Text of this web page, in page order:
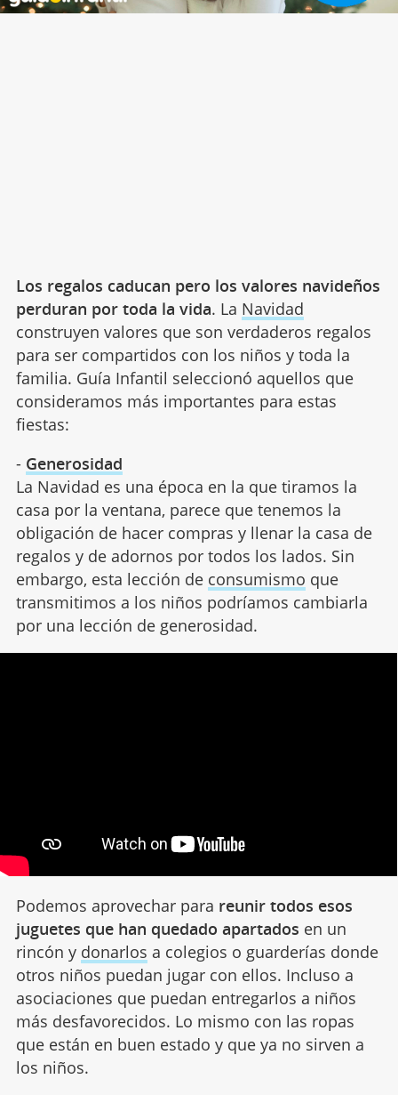
Los regalos caducan pero los valores navideños
perduran por toda la vida. La Navidad
construyen valores que son verdaderos regalos
para ser compartidos con los niños y toda la
familia. Guía Infantil seleccionó aquellos que
consideramos más importantes para estas
fiestas:
- Generosidad
La Navidad es una época en la que tiramos la
casa por la ventana, parece que tenemos la
obligación de hacer compras y llenar la casa de
regalos y de adornos por todos los lados. Sin
embargo, esta lección de consumismo que
transmitimos a los niños podríamos cambiarla
por una lección de generosidad.
Podemos aprovechar para reunir todos esos
juguetes que han quedado apartados en un
rincón y donarlos a colegios o guarderías donde
otros niños puedan jugar con ellos. Incluso a
asociaciones que puedan entregarlos a niños
más desfavorecidos. Lo mismo con las ropas
que están en buen estado y que ya no sirven a
los niños.